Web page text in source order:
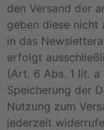
den Versand der
geben diese nicht
in das
erfolgt
(Art. 6 Abs. 1 lit.
Speicherung der
Nutzung zum
jederzeit